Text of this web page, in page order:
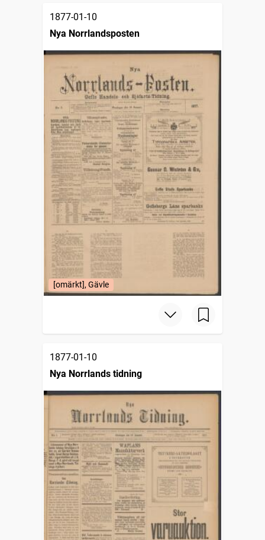
1877-01-10
Nya Norrlandsposten
[omärkt], Gävle
1877-01-10
Nya Norrlands tidning